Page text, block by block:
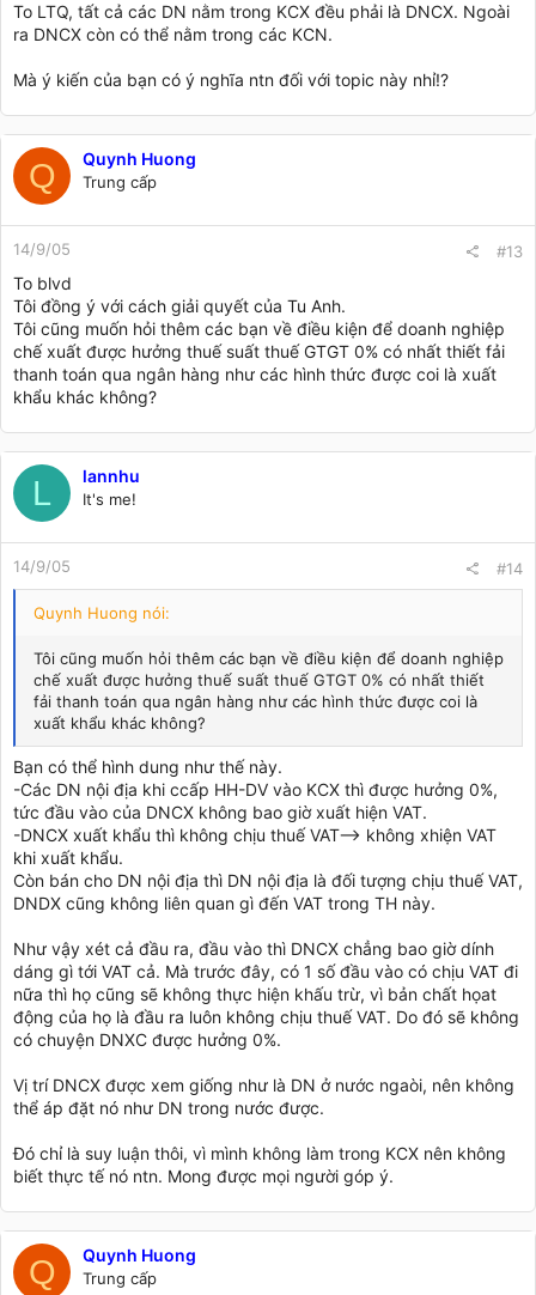
To LTQ, tất cả các DN nằm trong KCX đều phải là DNCX. Ngoài
ra DNCX còn có thể nằm trong các KCN.
Mà ý kiến của bạn có ý nghĩa ntn đối với topic này nhỉ!?
Q Quynh Huong
Trung cấp
14/9/05 #13
To blvd
Tôi đồng ý với cách giải quyết của Tu Anh.
Tôi cũng muốn hỏi thêm các bạn về điều kiện để doanh nghiệp
chế xuất được hưởng thuế suất thuế GTGT 0% có nhất thiết fải
thanh toán qua ngân hàng như các hình thức được coi là xuất
khẩu khác không?
L lannhu
It's me!
14/9/05 #14
Quynh Huong nói:
Tôi cũng muốn hỏi thêm các bạn về điều kiện để doanh nghiệp
chế xuất được hưởng thuế suất thuế GTGT 0% có nhất thiết
fải thanh toán qua ngân hàng như các hình thức được coi là
xuất khẩu khác không?
Bạn có thể hình dung như thế này.
-Các DN nội địa khi ccấp HH-DV vào KCX thì được hưởng 0%,
tức đầu vào của DNCX không bao giờ xuất hiện VAT.
-DNCX xuất khẩu thì không chịu thuế VAT--> không xhiện VAT
khi xuất khẩu.
Còn bán cho DN nội địa thì DN nội địa là đối tượng chịu thuế VAT,
DNDX cũng không liên quan gì đến VAT trong TH này.
Như vậy xét cả đầu ra, đầu vào thì DNCX chẳng bao giờ dính
dáng gì tới VAT cả. Mà trước đây, có 1 số đầu vào có chịu VAT đi
nữa thì họ cũng sẽ không thực hiện khấu trừ, vì bản chất họat
động của họ là đầu ra luôn không chịu thuế VAT. Do đó sẽ không
có chuyện DNXC được hưởng 0%.
Vị trí DNCX được xem giống như là DN ở nước ngaòi, nên không
thể áp đặt nó như DN trong nước được.
Đó chỉ là suy luận thôi, vì mình không làm trong KCX nên không
biết thực tế nó ntn. Mong được mọi người góp ý.
Q Quynh Huong
Trung cấp